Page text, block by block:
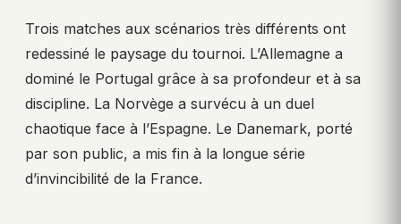
Trois matches aux scénarios très différents ont
redessiné le paysage du tournoi. L’Allemagne a
dominé le Portugal grâce à sa profondeur et à sa
discipline. La Norvège a survécu à un duel
chaotique face à l’Espagne. Le Danemark, porté
par son public, a mis fin à la longue série
d’invincibilité de la France.